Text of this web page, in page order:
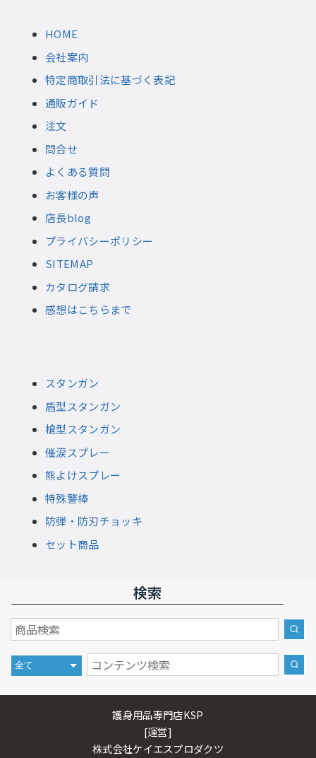
HOME
会社案内
特定商取引法に基づく表記
通販ガイド
注文
問合せ
よくある質問
お客様の声
店長blog
プライバシーポリシー
SITEMAP
カタログ請求
感想はこちらまで
スタンガン
盾型スタンガン
槍型スタンガン
催涙スプレー
熊よけスプレー
特殊警棒
防弾・防刃チョッキ
セット商品
検索
護身用品専門店KSP
[運営]
株式会社ケイエスプロダクツ